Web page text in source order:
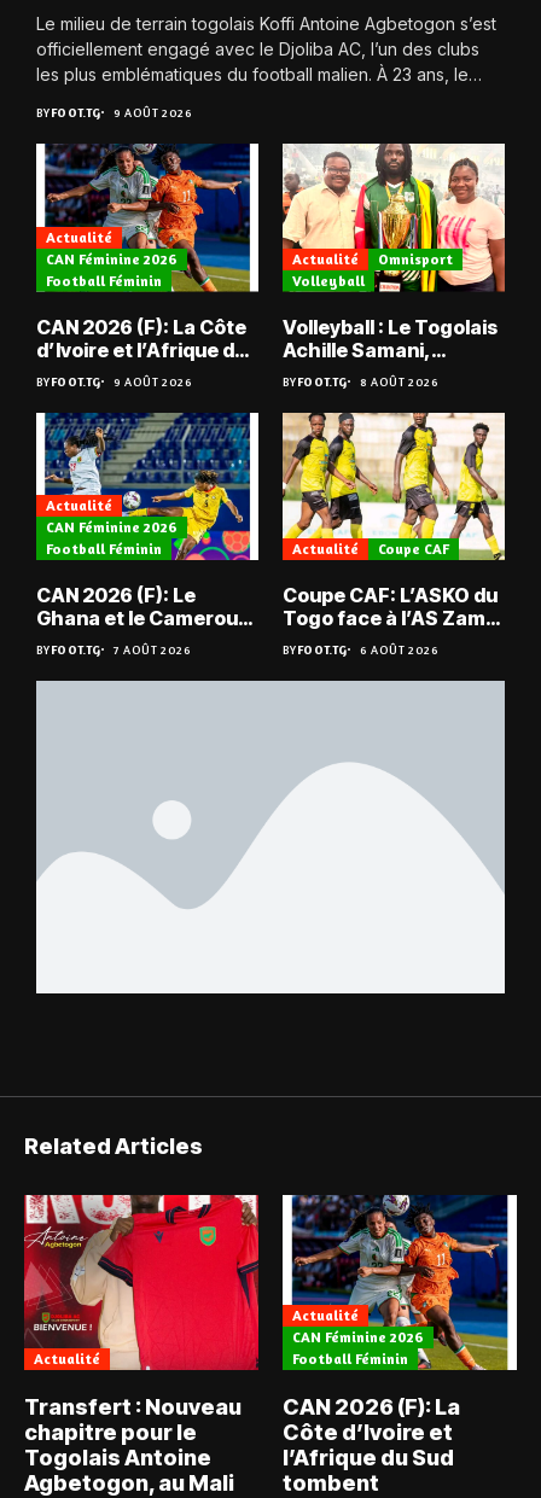
Le milieu de terrain togolais Koffi Antoine Agbetogon s’est
officiellement engagé avec le Djoliba AC, l’un des clubs
les plus emblématiques du football malien. À 23 ans, le
BYFOOT.TG 9 AOÛT 2026
Actualité
CAN Féminine 2026
Football Féminin
CAN 2026 (F): La Côte
d’Ivoire et l’Afrique du
Sud tombent
BYFOOT.TG 9 AOÛT 2026
Actualité
Omnisport
Volleyball
Volleyball : Le Togolais
Achille Samani,
champion du Bénin !
BYFOOT.TG 8 AOÛT 2026
Actualité
CAN Féminine 2026
Football Féminin
CAN 2026 (F): Le
Ghana et le Cameroun
en quarts
BYFOOT.TG 7 AOÛT 2026
Actualité Coupe CAF
Coupe CAF: L’ASKO du
Togo face à l’AS Zam
du Niger
BYFOOT.TG 6 AOÛT 2026
Related Articles
Actualité
Transfert : Nouveau
chapitre pour le
Togolais Antoine
Agbetogon, au Mali
Actualité
CAN Féminine 2026
Football Féminin
CAN 2026 (F): La
Côte d’Ivoire et
l’Afrique du Sud
tombent